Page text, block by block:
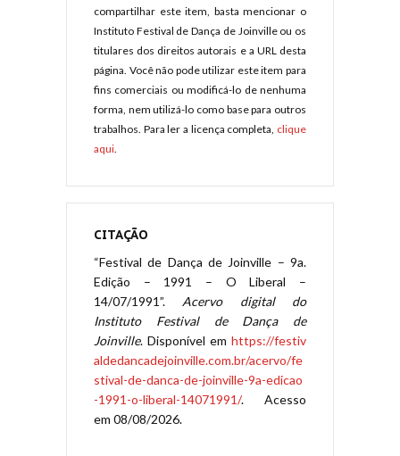
compartilhar este item, basta mencionar o
Instituto Festival de Dança de Joinville ou os
titulares dos direitos autorais e a URL desta
página. Você não pode utilizar este item para
fins comerciais ou modificá-lo de nenhuma
forma, nem utilizá-lo como base para outros
trabalhos. Para ler a licença completa, clique
aqui.
CITAÇÃO
“Festival de Dança de Joinville – 9a.
Edição – 1991 – O Liberal –
14/07/1991”. Acervo digital do
Instituto Festival de Dança de
Joinville. Disponível em https://festiv
aldedancadejoinville.com.br/acervo/fe
stival-de-danca-de-joinville-9a-edicao
-1991-o-liberal-14071991/. Acesso
em 08/08/2026.